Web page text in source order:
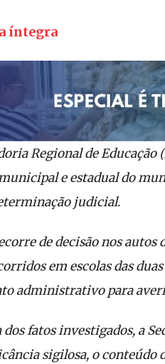
íntegra
Regional de
e estadual do
judicial.
de decisão nos
em escolas das
administrativo para
fatos investigados, a
sigilosa, o conteúdo